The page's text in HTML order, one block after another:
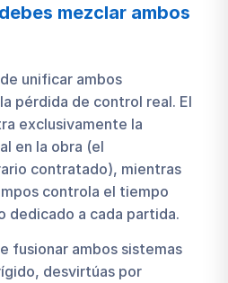
mezclar ambos
unificar ambos
pérdida de control real. El
exclusivamente la
en la obra (el
contratado), mientras
controla el tiempo
a cada partida.
fusionar ambos sistemas
desvirtúas por